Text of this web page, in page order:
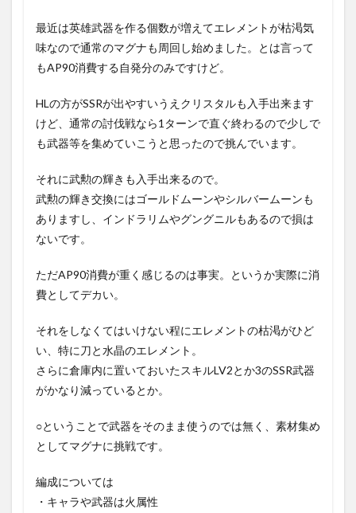
最近は英雄武器を作る個数が増えてエレメントが枯渇気
味なので通常のマグナも周回し始めました。とは言って
もAP90消費する自発分のみですけど。
HLの方がSSRが出やすいうえクリスタルも入手出来ます
けど、通常の討伐戦なら1ターンで直ぐ終わるので少しで
も武器等を集めていこうと思ったので挑んでいます。
それに武勲の輝きも入手出来るので。
武勲の輝き交換にはゴールドムーンやシルバームーンも
ありますし、インドラリムやグングニルもあるので損は
ないです。
ただAP90消費が重く感じるのは事実。というか実際に消
費としてデカい。
それをしなくてはいけない程にエレメントの枯渇がひど
い、特に刀と水晶のエレメント。
さらに倉庫内に置いておいたスキルLV2とか3のSSR武器
がかなり減っているとか。
○ということで武器をそのまま使うのでは無く、素材集め
としてマグナに挑戦です。
編成については
・キャラや武器は火属性